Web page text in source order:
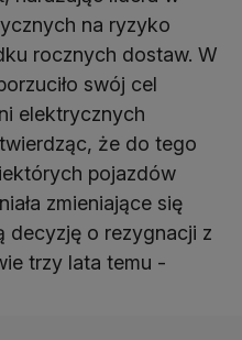
na ryzyko
rocznych dostaw. W
swój cel
elektrycznych
że do tego
pojazdów
zmieniające się
decyzję o rezygnacji z
trzy lata temu -